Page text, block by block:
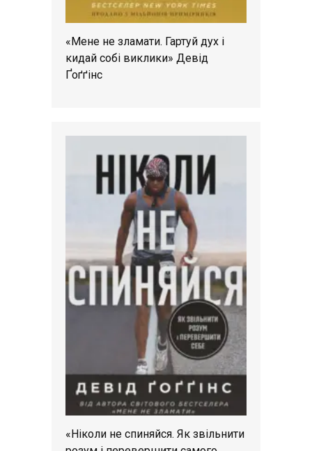
«Мене не зламати. Гартуй дух і
кидай собі виклики» Девід
Ґоґґінс
«Ніколи не спиняйся. Як звільнити